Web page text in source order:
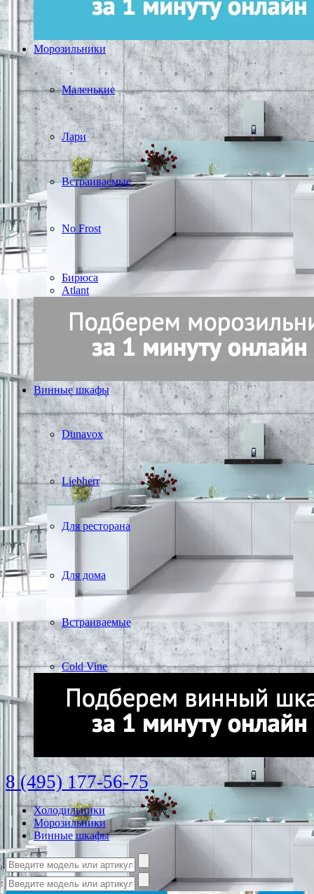
Морозильники
Маленькие
Лари
Встраиваемые
No Frost
Бирюса
Atlant
Винные шкафы
Dunavox
Liebherr
Для ресторана
Для дома
Встраиваемые
Cold Vine
8 (495) 177-56-75
Холодильники
Морозильники
Винные шкафы